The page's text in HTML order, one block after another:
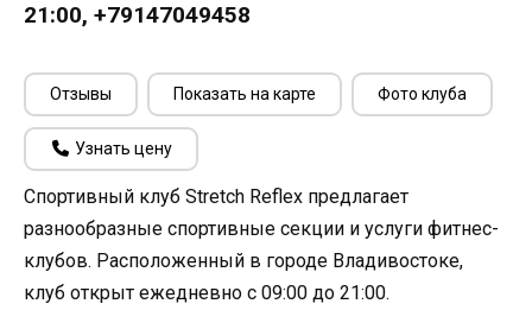
21:00, +79147049458
Отзывы Показать на карте Фото клуба
Узнать цену
Спортивный клуб Stretch Reflex предлагает
разнообразные спортивные секции и услуги фитнес-
клубов. Расположенный в городе Владивостоке,
клуб открыт ежедневно с 09:00 до 21:00.